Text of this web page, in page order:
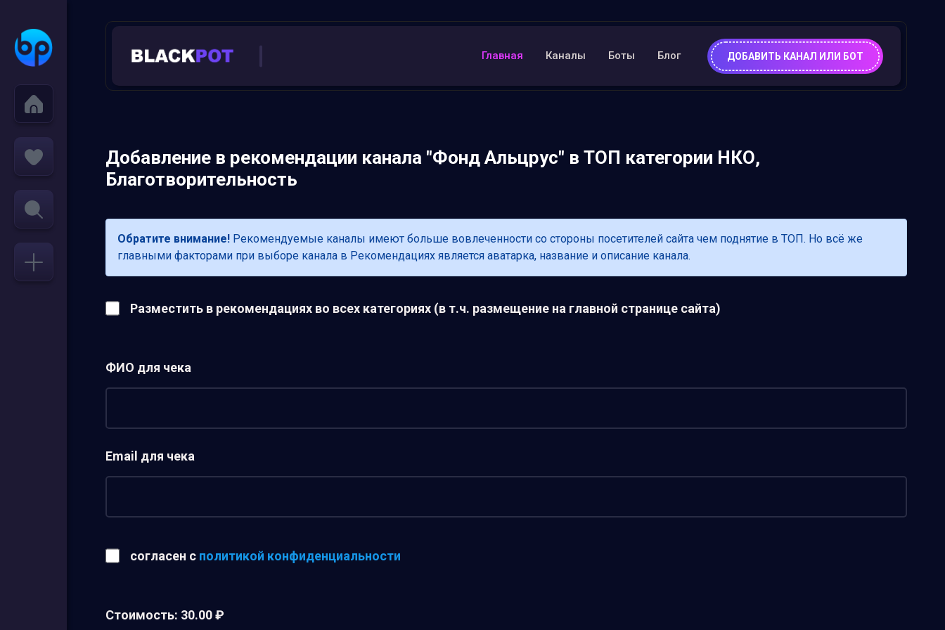
Главная Каналы Боты Блог ДОБАВИТЬ КАНАЛ ИЛИ БОТ
Добавление в рекомендации канала "Фонд Альцрус" в ТОП категории НКО,
Благотворительность
Обратите внимание!Рекомендуемые каналы имеют больше вовлеченности со стороны посетителей сайта чем поднятие в ТОП. Но всё же
главными факторами при выборе канала в Рекомендациях является аватарка, название и описание канала.
Разместить в рекомендациях во всех категориях (в т.ч. размещение на главной странице сайта)
ФИО для чека
Email для чека
согласен с политикой конфиденциальности
Стоимость: 30.00 ₽